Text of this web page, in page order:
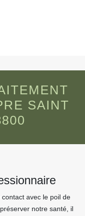
SAINT
avec le poil de
notre santé, il